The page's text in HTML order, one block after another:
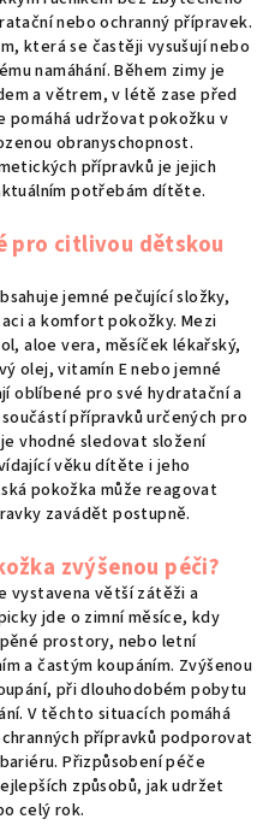
nebo ochranný přípravek.
která se častěji vysušují nebo
namáhání. Během zimy je
a větrem, v létě zase před
pomáhá udržovat pokožku v
obranyschopnost.
přípravků je jejich
potřebám dítěte.
pro citlivou dětskou
jemné pečující složky,
a komfort pokožky. Mezi
aloe vera, měsíček lékařský,
olej, vitamín E nebo jemné
oblíbené pro své hydratační a
přípravků určených pro
vhodné sledovat složení
věku dítěte i jeho
pokožka může reagovat
zavádět postupně.
zvýšenou péči?
vystavena větší zátěži a
jde o zimní měsíce, kdy
prostory, nebo letní
a častým koupáním. Zvýšenou
při dlouhodobém pobytu
V těchto situacích pomáhá
přípravků podporovat
Přizpůsobení péče
způsobů, jak udržet
celý rok.